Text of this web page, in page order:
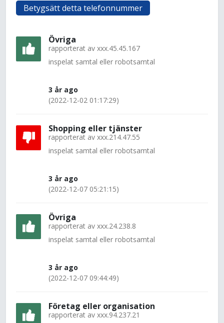
Betygsätt detta telefonnummer
Övriga
rapporterat av xxx.45.45.167
inspelat samtal eller robotsamtal
3 år ago
(2022-12-02 01:17:29)
Shopping eller tjänster
rapporterat av xxx.214.47.55
inspelat samtal eller robotsamtal
3 år ago
(2022-12-07 05:21:15)
Övriga
rapporterat av xxx.24.238.8
inspelat samtal eller robotsamtal
3 år ago
(2022-12-07 09:44:49)
Företag eller organisation
rapporterat av xxx.94.237.21